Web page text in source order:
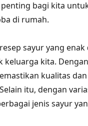
bagi kita
di rumah.
sayur yang
keluarga kita.
kualitas
itu, dengan
jenis sayur